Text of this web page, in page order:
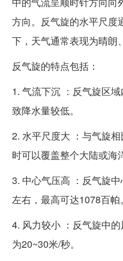
方向。反气旋的水平尺度
下，天气通常表现为晴朗
反气旋的特点包括：
1. 气流下沉 ：反气旋区
致降水量较低。
2. 水平尺度大 ：与气旋
时可以覆盖整个大陆或海
3. 中心气压高 ：反气旋
左右，最高可达1078百帕。
4. 风力较小 ：反气旋中
为20~30米/秒。